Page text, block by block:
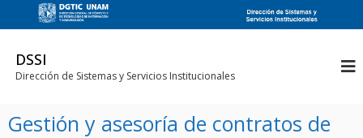
DSSI
Dirección de Sistemas y Servicios Institucionales
Gestión y asesoría de contratos de